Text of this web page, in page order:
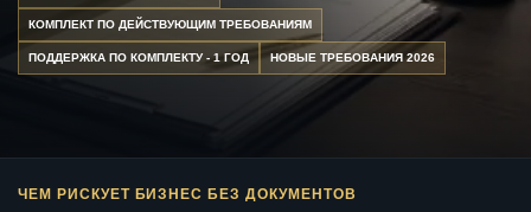
КОМПЛЕКТ ПО ДЕЙСТВУЮЩИМ ТРЕБОВАНИЯМ
ПОДДЕРЖКА ПО КОМПЛЕКТУ - 1 ГОД НОВЫЕ ТРЕБОВАНИЯ 2026
ЧЕМ РИСКУЕТ БИЗНЕС БЕЗ ДОКУМЕНТОВ